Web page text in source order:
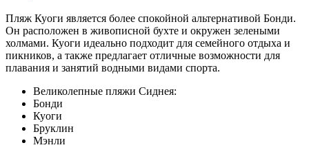
Пляж Куоги является более спокойной альтернативой Бонди.
Он расположен в живописной бухте и окружен зелеными
холмами. Куоги идеально подходит для семейного отдыха и
пикников, а также предлагает отличные возможности для
плавания и занятий водными видами спорта.
Великолепные пляжи Сиднея:
Бонди
Куоги
Бруклин
Мэнли